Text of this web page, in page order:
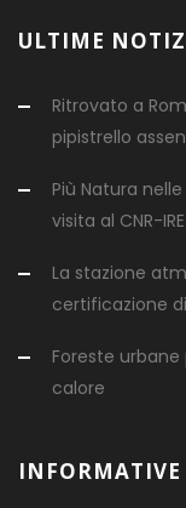
ULTIME
Ritrovato a
pipistrello
Più Natura
visita al CNR-
La stazione
certificazione
Foreste
calore
INFORMATIVE